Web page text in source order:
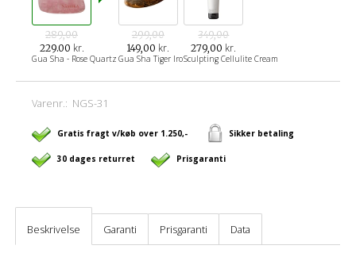
289,00
229.00 kr.
Gua Sha - Rose Quartz
299,00
149,00 kr.
Gua Sha Tiger Iron Jaspis
349,00
279,00 kr.
Sculpting Cellulite Cream
Varenr.: NGS-31
Gratis fragt v/køb over 1.250,- Sikker betaling
30 dages returret Prisgaranti
Beskrivelse Garanti Prisgaranti Data